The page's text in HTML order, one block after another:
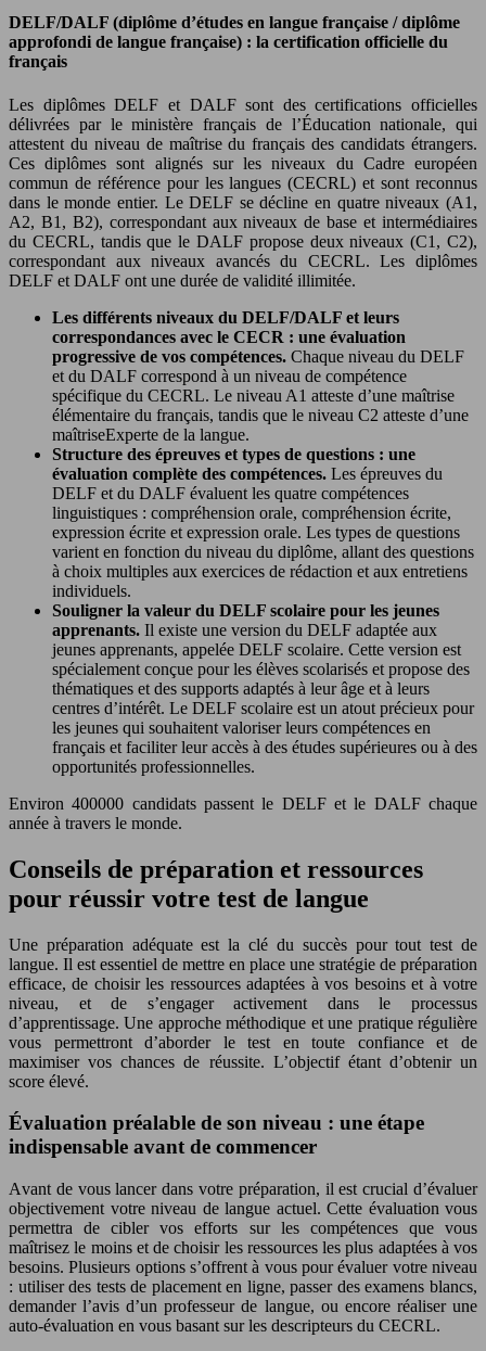
DELF/DALF (diplôme d’études en langue française / diplôme
approfondi de langue française) : la certification officielle du
français
Les diplômes DELF et DALF sont des certifications officielles
délivrées par le ministère français de l’Éducation nationale, qui
attestent du niveau de maîtrise du français des candidats étrangers.
Ces diplômes sont alignés sur les niveaux du Cadre européen
commun de référence pour les langues (CECRL) et sont reconnus
dans le monde entier. Le DELF se décline en quatre niveaux (A1,
A2, B1, B2), correspondant aux niveaux de base et intermédiaires
du CECRL, tandis que le DALF propose deux niveaux (C1, C2),
correspondant aux niveaux avancés du CECRL. Les diplômes
DELF et DALF ont une durée de validité illimitée.
Les différents niveaux du DELF/DALF et leurs
correspondances avec le CECR : une évaluation
progressive de vos compétences. Chaque niveau du DELF
et du DALF correspond à un niveau de compétence
spécifique du CECRL. Le niveau A1 atteste d’une maîtrise
élémentaire du français, tandis que le niveau C2 atteste d’une
maîtriseExperte de la langue.
Structure des épreuves et types de questions : une
évaluation complète des compétences. Les épreuves du
DELF et du DALF évaluent les quatre compétences
linguistiques : compréhension orale, compréhension écrite,
expression écrite et expression orale. Les types de questions
varient en fonction du niveau du diplôme, allant des questions
à choix multiples aux exercices de rédaction et aux entretiens
individuels.
Souligner la valeur du DELF scolaire pour les jeunes
apprenants. Il existe une version du DELF adaptée aux
jeunes apprenants, appelée DELF scolaire. Cette version est
spécialement conçue pour les élèves scolarisés et propose des
thématiques et des supports adaptés à leur âge et à leurs
centres d’intérêt. Le DELF scolaire est un atout précieux pour
les jeunes qui souhaitent valoriser leurs compétences en
français et faciliter leur accès à des études supérieures ou à des
opportunités professionnelles.
Environ 400000 candidats passent le DELF et le DALF chaque
année à travers le monde.
Conseils de préparation et ressources
pour réussir votre test de langue
Une préparation adéquate est la clé du succès pour tout test de
langue. Il est essentiel de mettre en place une stratégie de préparation
efficace, de choisir les ressources adaptées à vos besoins et à votre
niveau, et de s’engager activement dans le processus
d’apprentissage. Une approche méthodique et une pratique régulière
vous permettront d’aborder le test en toute confiance et de
maximiser vos chances de réussite. L’objectif étant d’obtenir un
score élevé.
Évaluation préalable de son niveau : une étape
indispensable avant de commencer
Avant de vous lancer dans votre préparation, il est crucial d’évaluer
objectivement votre niveau de langue actuel. Cette évaluation vous
permettra de cibler vos efforts sur les compétences que vous
maîtrisez le moins et de choisir les ressources les plus adaptées à vos
besoins. Plusieurs options s’offrent à vous pour évaluer votre niveau
: utiliser des tests de placement en ligne, passer des examens blancs,
demander l’avis d’un professeur de langue, ou encore réaliser une
auto-évaluation en vous basant sur les descripteurs du CECRL.